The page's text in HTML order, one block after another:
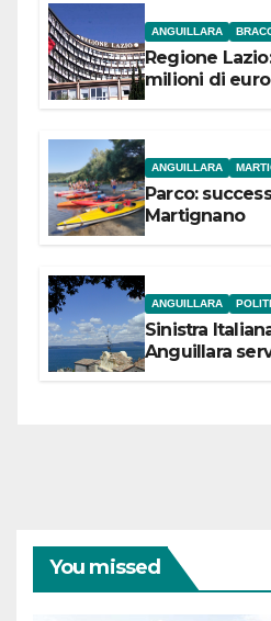
ANGUILLARA
Regione
milioni di
ANGUILLARA
Parco:
Martignano
ANGUILLARA
Sinistra
Anguillara
You missed